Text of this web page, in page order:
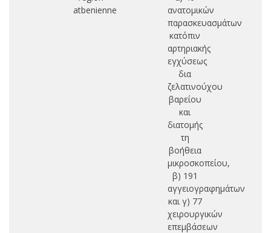
atbenienne
ανατομικών
παρασκευασμάτων
κατόπιν
αρτηριακής
εγχύσεως
δια
ζελατινούχου
βαρείου
και
διατομής
τη
βοήθεια
μικροσκοπείου,
β) 191
αγγειογραφημάτων
και γ) 77
χειρουργικών
επεμβάσεων